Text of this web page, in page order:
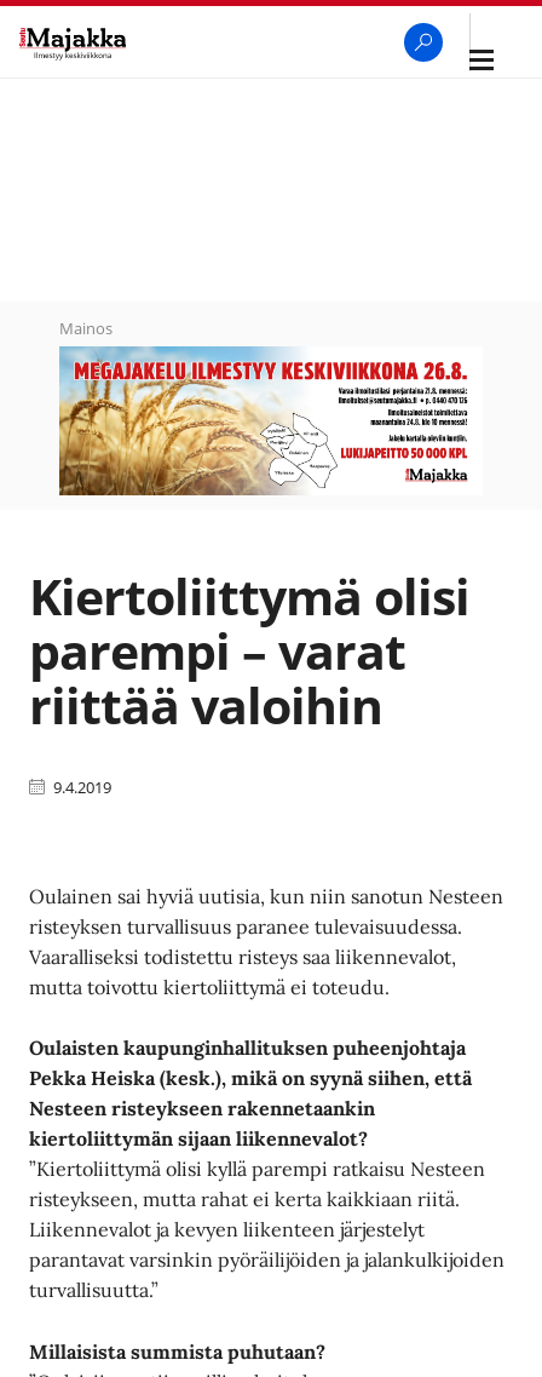
Avaa
Mainos
Kiertoliittymä olisi
parempi – varat
riittää valoihin
9.4.2019
Oulainen sai hyviä uutisia, kun niin sanotun Nesteen
risteyksen turvallisuus paranee tulevaisuudessa.
Vaaralliseksi todistettu risteys saa liikennevalot,
mutta toivottu kiertoliittymä ei toteudu.
Oulaisten kaupunginhallituksen puheenjohtaja
Pekka Heiska (kesk.), mikä on syynä siihen, että
Nesteen risteykseen rakennetaankin
kiertoliittymän sijaan liikennevalot?
”Kiertoliittymä olisi kyllä parempi ratkaisu Nesteen
risteykseen, mutta rahat ei kerta kaikkiaan riitä.
Liikennevalot ja kevyen liikenteen järjestelyt
parantavat varsinkin pyöräilijöiden ja jalankulkijoiden
turvallisuutta.”
Millaisista summista puhutaan?